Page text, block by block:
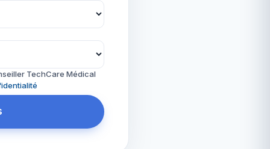
TechCare Médical